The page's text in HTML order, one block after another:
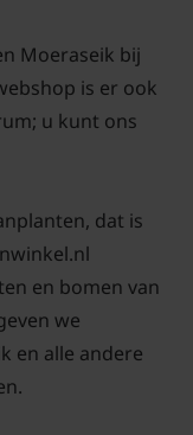
Quercus
redelijk
groeien. Geef
niet tot de
ook vaak
Moeraseik bij
is er ook
u kunt ons
dat is
en bomen van
we
en alle andere